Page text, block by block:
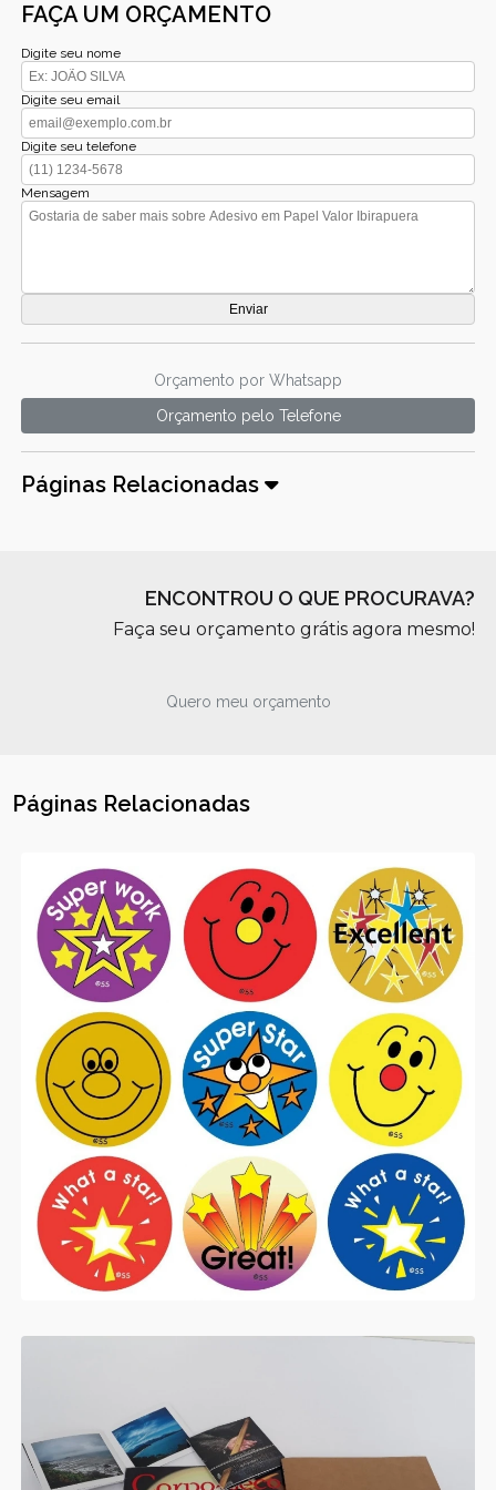
FAÇA UM ORÇAMENTO
Digite seu nome
Digite seu email
Digite seu telefone
Mensagem
Orçamento por Whatsapp
Orçamento pelo Telefone
Páginas Relacionadas
ENCONTROU O QUE PROCURAVA?
Faça seu orçamento grátis agora mesmo!
Quero meu orçamento
Páginas Relacionadas